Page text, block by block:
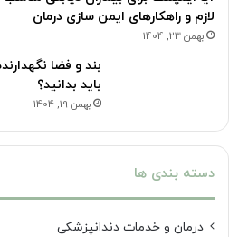
لازم و راهکارهای ایمن سازی درمان
بهمن 23, 1404
بند و فضا
باید بدانید؟
بهمن 19, 1404
دسته بندی ها
درمان‌ و خدمات دندانپزشکی